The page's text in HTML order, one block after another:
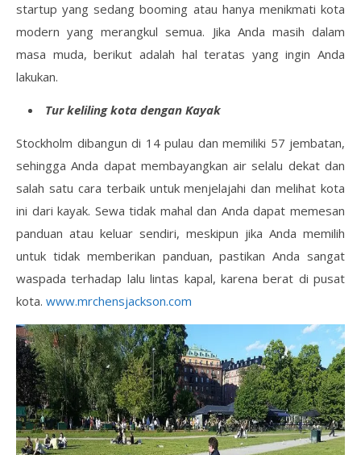
startup yang sedang booming atau hanya menikmati kota
modern yang merangkul semua. Jika Anda masih dalam
masa muda, berikut adalah hal teratas yang ingin Anda
lakukan.
Tur keliling kota dengan Kayak
Stockholm dibangun di 14 pulau dan memiliki 57 jembatan,
sehingga Anda dapat membayangkan air selalu dekat dan
salah satu cara terbaik untuk menjelajahi dan melihat kota
ini dari kayak. Sewa tidak mahal dan Anda dapat memesan
panduan atau keluar sendiri, meskipun jika Anda memilih
untuk tidak memberikan panduan, pastikan Anda sangat
waspada terhadap lalu lintas kapal, karena berat di pusat
kota. www.mrchensjackson.com